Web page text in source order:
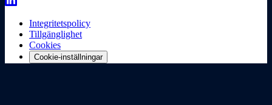
Integritetspolicy
Tillgänglighet
Cookies
Cookie-inställningar